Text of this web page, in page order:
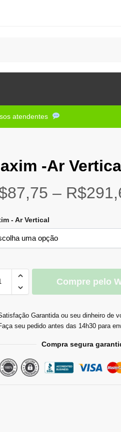
atendentes
-Ar
87,75 – R$
- Ar Vertical
Compre pelo
Garantida ou seu dinheiro de
seu pedido antes das 14h30 para
Compra segura